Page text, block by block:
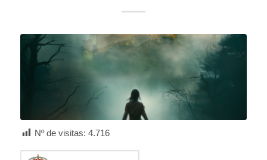
Nº de visitas: 4.716